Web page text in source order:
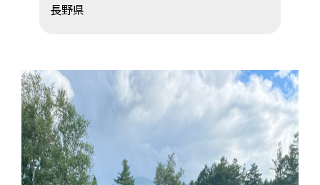
設置・月額費用0円で導入できる理由
セミナー情報
ニュース・展示会情報
ブランドツールキット
長野県